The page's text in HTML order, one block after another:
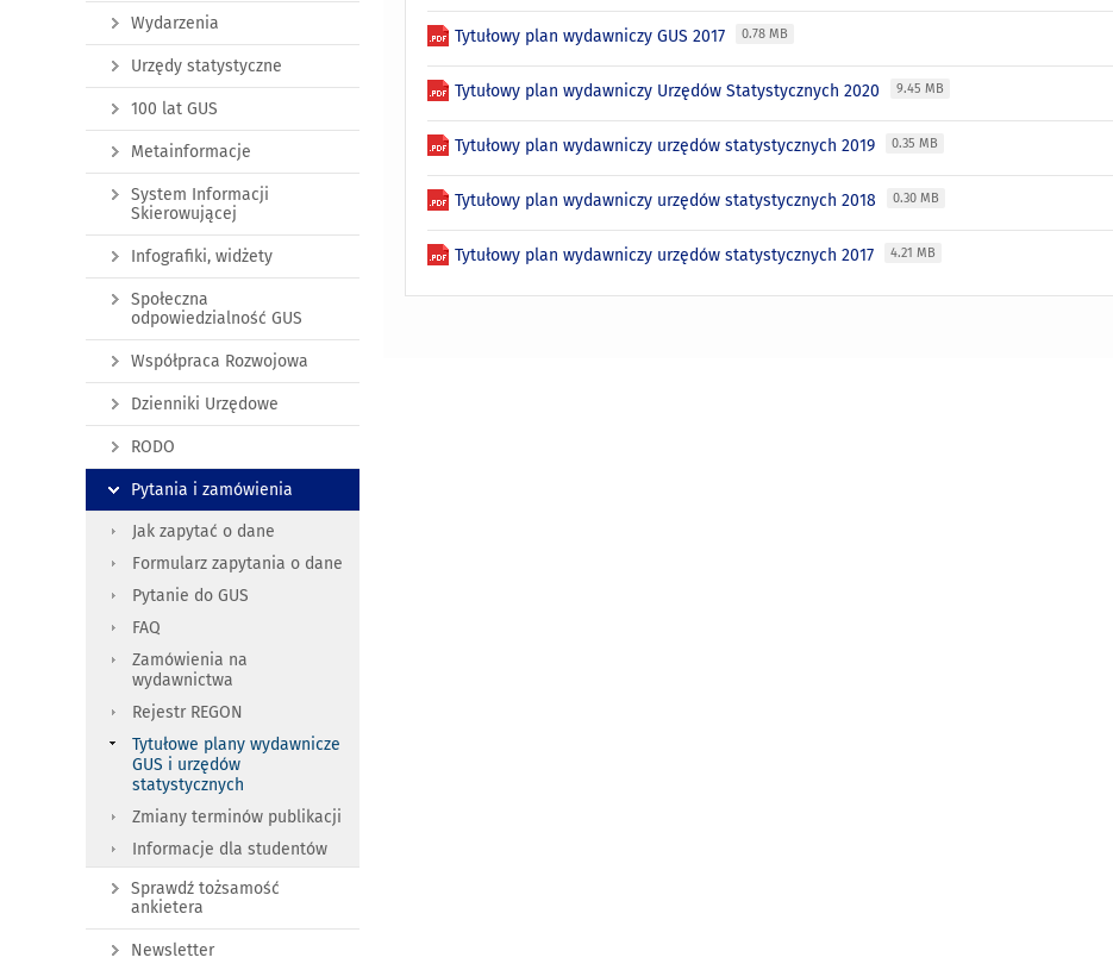
Tytułowy plan wydawniczy GUS 2017 0.78 MB
Tytułowy plan wydawniczy Urzędów Statystycznych 2020 9.45 MB
Tytułowy plan wydawniczy urzędów statystycznych 2019 0.35 MB
Tytułowy plan wydawniczy urzędów statystycznych 2018 0.30 MB
Tytułowy plan wydawniczy urzędów statystycznych 2017 4.21 MB
Wydarzenia
Urzędy statystyczne
100 lat GUS
Metainformacje
System Informacji
Skierowującej
Infografiki, widżety
Społeczna
odpowiedzialność GUS
Współpraca Rozwojowa
Dzienniki Urzędowe
RODO
Pytania i zamówienia
Jak zapytać o dane
Formularz zapytania o dane
Pytanie do GUS
FAQ
Zamówienia na
wydawnictwa
Rejestr REGON
Tytułowe plany wydawnicze
GUS i urzędów
statystycznych
Zmiany terminów publikacji
Informacje dla studentów
Sprawdź tożsamość
ankietera
Newsletter